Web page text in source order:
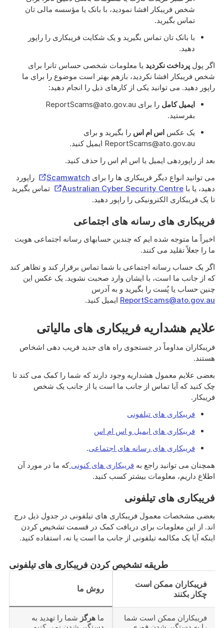
شخص فریبکار افشا نمودید، با بانک یا مؤسسه مالی تان
تماس بگیرید.
با بانک تان تماس بگیرید و یک شکایت فریبکاری را راپور
دهید.
اگر پول پرداخت نکردید یا معلومات شخصی حساس تانرا برای
شخص فریبکار افشا نکردید، بازهم بهتر است موضوع را برای ما
راپور دهید. می توانید یکی از کارهای ذیل را انجام دهید:
ایمیل کامل
را برای ReportScams@ato.gov.au
بفرستید.
یک عکس اس ام اس را بگیرید و برای
ReportScams@ato.gov.au ایمیل کنید.
بعد از راپوردهی ایمیل یا اس ام اس را حذف کنید.
می توانید انواع دیگر فریبکاری ها را برای Scamwatch
External
Link
راپورد
دهید، یا با Australian Cyber Security Centre
External
تماس بگیرید
تا یک فریبکاری الکترونیکی را راپور دهید.
فریبکاری های رسانه های اجتماعی
اخیراً ما متوجه شده ایم که چندین حسابهای رسانه اجتماعی هویت
ما را جعلاً تقلید می کنند.
اگر یک حساب رسانه اجتماعی با شما تماس برقرار کند و تظاهر کند
که از جانب ما است، با ایشان وارد صحبت نشوید. یک عکس این
چنین حساب یا پُست را بگیرید و به آدرس
ReportScams@ato.gov.au ایمیل کنید.
علایم هشداریه فریبکاری های مالیاتی
فریبکاران مداوماً در جستجوی راه های جدید فریب دهی اشخاص
هستند.
بعضی علایم معمول هشداریه وجود دارند که شما را کمک می کند تا
چک کنید که آیا تماس از جانب ما است یا از جانب یک شخص
فریبکار.
فریبکاری های تیلفونی
فریبکاری های ایمیل و اس ام اس
فریبکاری های رسانه های اجتماعی.
همچنان می توانید راجع به فریبکاری های کنونیکه ما در مورد آن
اطلاع داریم، معلومات بیشتر کسب کنید.
فریبکاری های تیلفونی
بعضی مشخصات معمول فریبکاری های تیلفونی در جدول ذیل درج
اند. از این معلومات برای دریافت کمک در قسمت تشخیص کردن
اینکه آیا یک مکالمه تیلفونی از جانب ما است یا نه، استفاده کنید.
طریقه تشخیص کردن فریبکاری های تیلفونی
فریبکاران ممکن است
چکار بکنند
روش ما
فریبکاران ممکن است شما
ما هرگز شما را تهدید به